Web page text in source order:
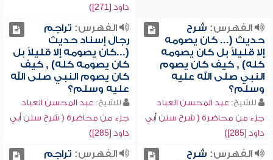
داود [271])
الفهرس: شرح
حديث (... كان يصومه
إلا قليلاً بل كان يصومه
كله) , كيف كان يصوم
النبي صلى الله عليه
وسلم؟
للشيخ: عبد المحسن العباد
جزء من محاضرة ( شرح سنن أبي
داود [285])
الفهرس: تراجم
رجال إسناد حديث
(...كان يصومه إلا قليلاً بل
كان يصومه كله) , كيف
كان يصوم النبي صلى الله
عليه وسلم؟
للشيخ: عبد المحسن العباد
جزء من محاضرة ( شرح سنن أبي
داود [285])
الفهرس: شرح
الفهرس: تراجم